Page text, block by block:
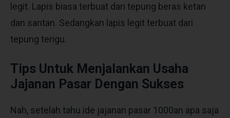
legit. Lapis biasa terbuat dari tepung beras ketan
dan santan. Sedangkan lapis legit terbuat dari
tepung terigu.
Tips Untuk Menjalankan Usaha
Jajanan Pasar Dengan Sukses
Nah, setelah tahu ide jajanan pasar 1000an apa saja